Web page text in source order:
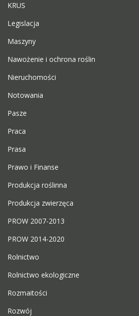
KRUS
Legislacja
Maszyny
Nawożenie i ochrona roślin
Nieruchomości
Notowania
Pasze
Praca
Prasa
Prawo i Finanse
Produkcja roślinna
Produkcja zwierzęca
PROW 2007-2013
PROW 2014-2020
Rolnictwo
Rolnictwo ekologiczne
Rozmaitości
Rozwój